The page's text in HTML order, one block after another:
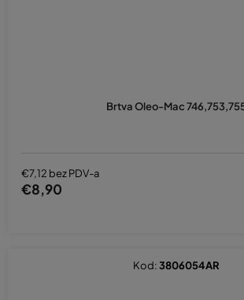
Brtva Oleo-Mac
€7,12 bez PDV-a
€8,90
Kod:3806054AR